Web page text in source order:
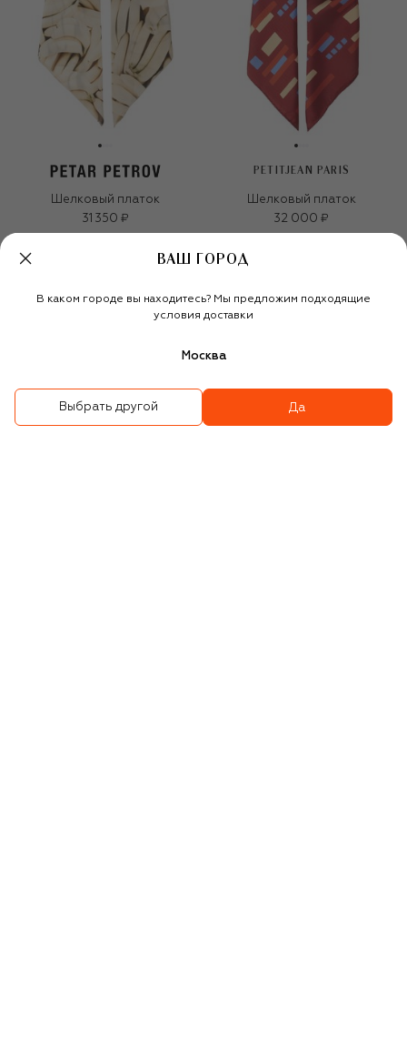
Шелковый платок
31 350 ₽
PETITJEAN PARIS
Шелковый платок
32 000 ₽
ВАШ ГОРОД
В каком городе вы находитесь? Мы предложим подходящие
условия доставки
Москва
Выбрать другой Да